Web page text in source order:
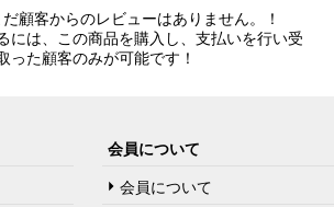
顧客からのレビューはありません。！
には、この商品を購入し、支払いを行い受
った顧客のみが可能です！
会員について
会員について